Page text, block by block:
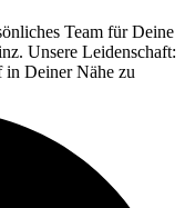
Team für Deine
Unsere Leidenschaft:
Deiner Nähe zu